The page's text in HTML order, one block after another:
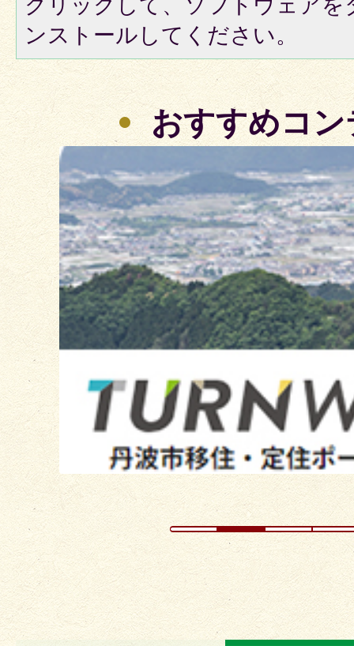
クリックして、ソフトウェア
ンストールしてください。
おすすめコ
3
枚
目
の
ス